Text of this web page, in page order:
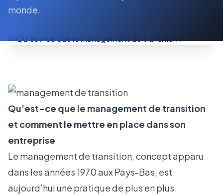
monde.
Qu’est-ce que le management de transition
et comment le mettre en place dans son
entreprise
Le management de transition, concept apparu
dans les années 1970 aux Pays-Bas, est
aujourd’hui une pratique de plus en plus